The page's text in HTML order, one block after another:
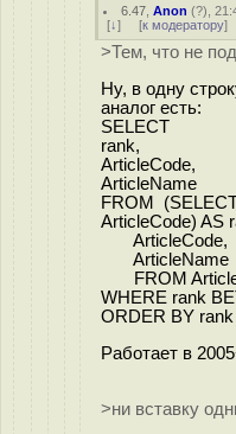
6.47 ,Anon (?),
[↓] [к модератору]
>Тем, что не
Ну, в одну
аналог есть:
SELECT
rank,
ArticleCode,
ArticleName
FROM
ArticleCode) AS
ArticleCode,
ArticleName
FROM
WHERE rank
ORDER BY rank
Работает в
>ни вставку